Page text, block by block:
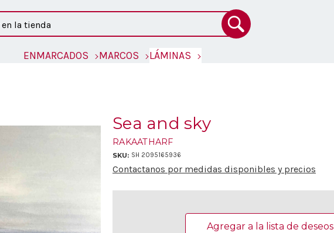
ENMARCADOS MARCOS LÁMINAS
Sea and sky
RAKAATHARF
SKU: SH 2095165936
Contactanos por medidas disponibles y precios
Agregar a la lista de deseos